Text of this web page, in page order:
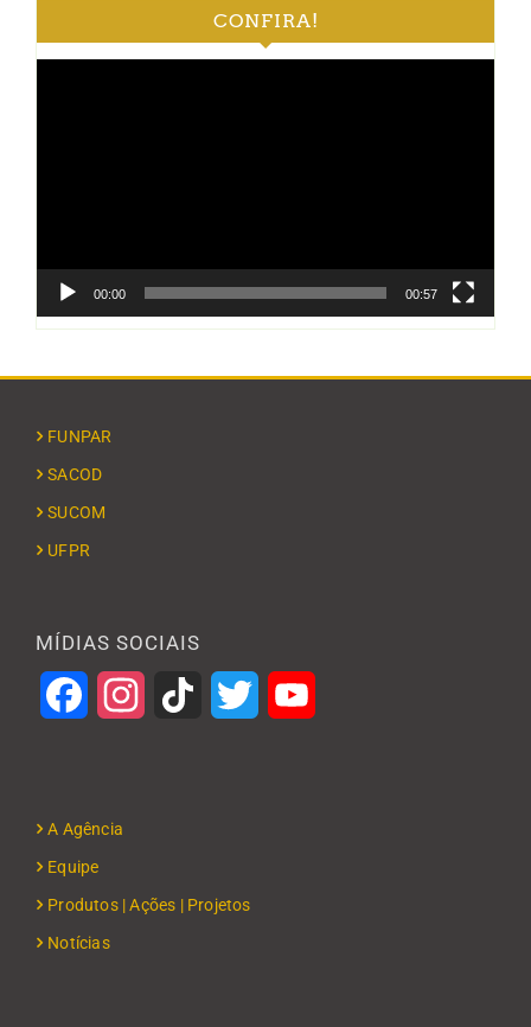
CONFIRA!
00:00 00:57
FUNPAR
SACOD
SUCOM
UFPR
MÍDIAS SOCIAIS
FacebookInstagramTikTok Twitter
A Agência
Equipe
Produtos | Ações | Projetos
Notícias